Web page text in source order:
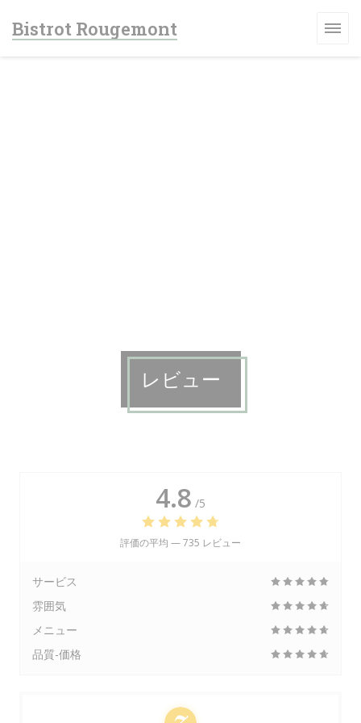
Bistrot Rougemont
レビュー
4.8 /5
評価の平均 —735 レビュー
サービス
雰囲気
メニュー
品質-価格